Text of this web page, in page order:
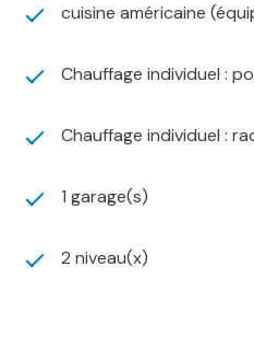
cuisine américaine
Chauffage individuel :
Chauffage individuel :
1 garage(s)
2 niveau(x)